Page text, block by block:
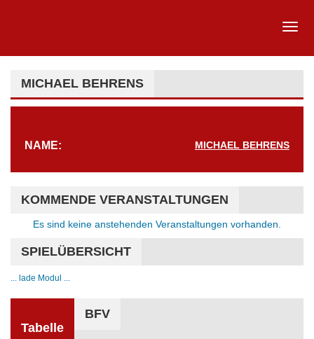
MICHAEL BEHRENS
NAME: MICHAEL BEHRENS
KOMMENDE VERANSTALTUNGEN
Hinweis
Es sind keine anstehenden Veranstaltungen vorhanden.
SPIELÜBERSICHT
... lade Modul ...
Tabelle
BFV